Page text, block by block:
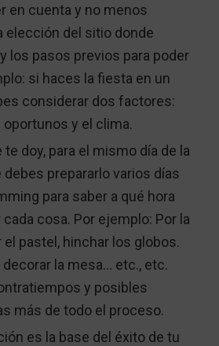
en cuenta y no menos
elección del sitio donde
los pasos previos para poder
si haces la fiesta en un
considerar dos factores:
y el clima.
doy, para el mismo día de la
prepararlo varios días
para saber a qué hora
cosa. Por ejemplo: Por la
el pastel, hinchar los globos.
la mesa… etc., etc.
y posibles
más de todo el proceso.
es la base del éxito de tu